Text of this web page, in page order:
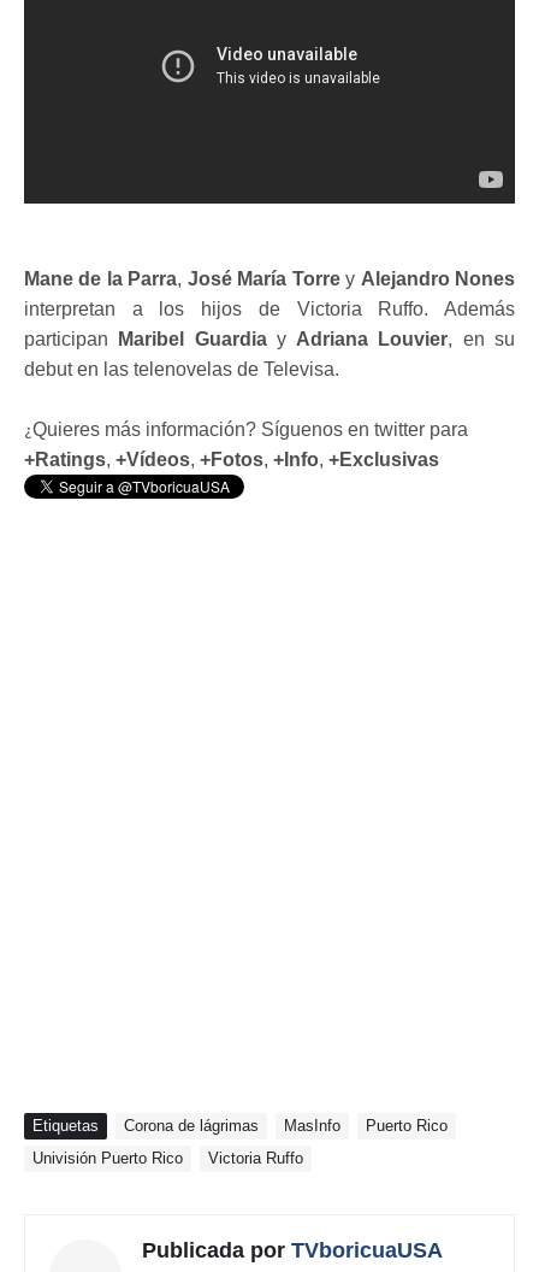
Mane de la Parra, José María Torrey Alejandro Nones
interpretan a los hijos de Victoria Ruffo. Además
participan
Maribel GuardiayAdriana Louvier, en su
debut en las telenovelas de Televisa.
¿Quieres más información? Síguenos en twitter para
+Ratings, +Vídeos, +Fotos, +Info, +Exclusivas
Etiquetas Corona de lágrimas MasInfo
Puerto Rico
Univisión Puerto Rico
Victoria Ruffo
Publicada por TVboricuaUSA